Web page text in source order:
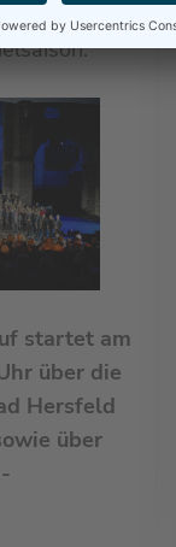
der
startet am
über die
Hersfeld
über